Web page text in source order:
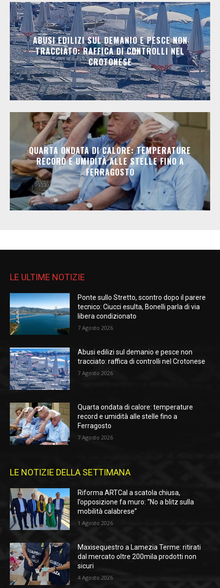
ABUSI EDILIZI SUL DEMANIO E PESCE NON
TRACCIATO: RAFFICA DI CONTROLLI NEL
CROTONESE
QUARTA ONDATA DI CALORE: TEMPERATURE
RECORD E UMIDITÀ ALLE STELLE FINO A
FERRAGOSTO
LE ULTIME NOTIZIE
Ponte sullo Stretto, scontro dopo il parere
tecnico: Ciucci esulta, Bonelli parla di via
libera condizionato
7 Agosto 2026
Abusi edilizi sul demanio e pesce non
tracciato: raffica di controlli nel Crotonese
7 Agosto 2026
Quarta ondata di calore: temperature
record e umidità alle stelle fino a
Ferragosto
7 Agosto 2026
LE NOTIZIE DELLA SETTIMANA
Riforma ARTCal a scatola chiusa,
l’opposizione fa muro: “No a blitz sulla
mobilità calabrese”
1 Agosto 2026
Maxisequestro a Lamezia Terme: ritirati
dal mercato oltre 200mila prodotti non
sicuri
4 Agosto 2026